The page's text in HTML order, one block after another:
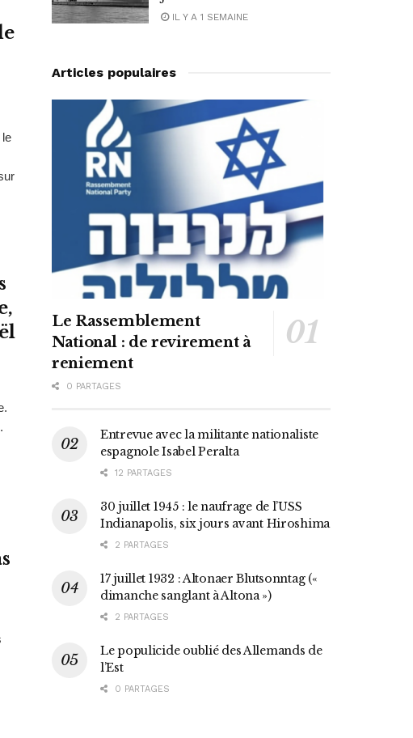
IL Y A 1 SEMAINE
Articles populaires
Le Rassemblement
National : de revirement à
reniement
0 PARTAGES
Entrevue avec la militante nationaliste
espagnole Isabel Peralta
12 PARTAGES
30 juillet 1945 : le naufrage de l’USS
Indianapolis, six jours avant Hiroshima
2 PARTAGES
17 juillet 1932 : Altonaer Blutsonntag («
dimanche sanglant à Altona »)
2 PARTAGES
Le populicide oublié des Allemands de
l’Est
0 PARTAGES